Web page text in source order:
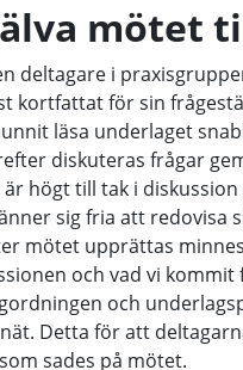
mötet
deltagare i
kortfattat för sin
läsa underlaget
diskuteras frågar
högt till tak i
sig fria att redovisa
mötet upprättas
och vad vi kommit
och
Detta för att
sades på mötet.